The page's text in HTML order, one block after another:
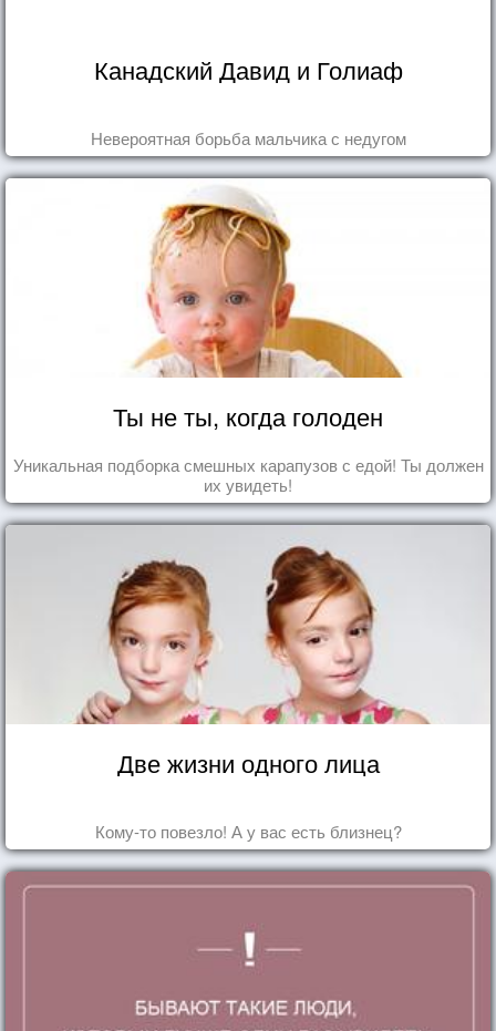
Канадский Давид и Голиаф
Невероятная борьба мальчика с недугом
Ты не ты, когда голоден
Уникальная подборка смешных карапузов с едой! Ты должен
их увидеть!
Две жизни одного лица
Кому-то повезло! А у вас есть близнец?